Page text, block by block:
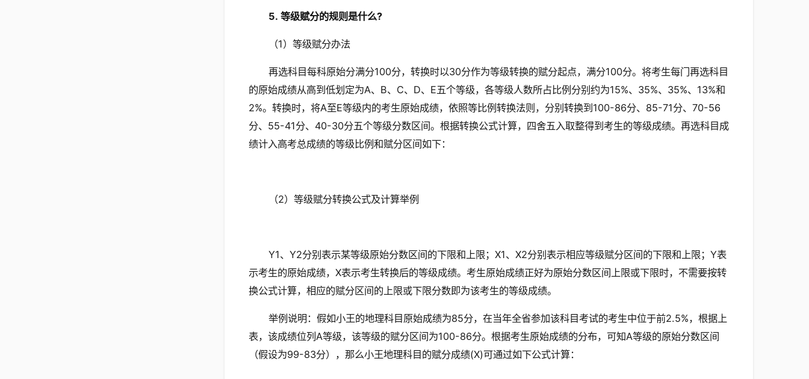
5. 等级赋分的规则是什么?
（1）等级赋分办法
再选科目每科原始分满分100分，转换时以30分作为等级转换的赋分起点，满分100分。将考生每门再选科目
的原始成绩从高到低划定为A、B、C、D、E五个等级，各等级人数所占比例分别约为15%、35%、35%、13%和
2%。转换时，将A至E等级内的考生原始成绩，依照等比例转换法则，分别转换到100-86分、85-71分、70-56
分、55-41分、40-30分五个等级分数区间。根据转换公式计算，四舍五入取整得到考生的等级成绩。再选科目成
绩计入高考总成绩的等级比例和赋分区间如下：
（2）等级赋分转换公式及计算举例
Y1、Y2分别表示某等级原始分数区间的下限和上限；X1、X2分别表示相应等级赋分区间的下限和上限；Y表
示考生的原始成绩，X表示考生转换后的等级成绩。考生原始成绩正好为原始分数区间上限或下限时，不需要按转
换公式计算，相应的赋分区间的上限或下限分数即为该考生的等级成绩。
举例说明：假如小王的地理科目原始成绩为85分，在当年全省参加该科目考试的考生中位于前2.5%，根据上
表，该成绩位列A等级，该等级的赋分区间为100-86分。根据考生原始成绩的分布，可知A等级的原始分数区间
（假设为99-83分），那么小王地理科目的赋分成绩(X)可通过如下公式计算：